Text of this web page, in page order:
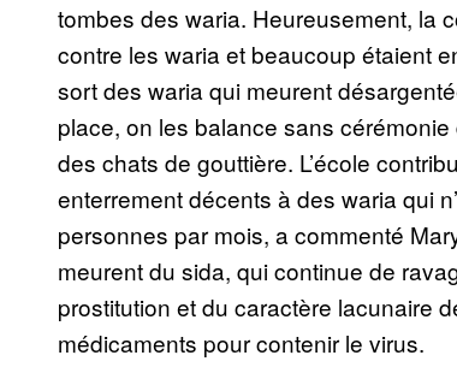
tombes des waria. Heureusement, la
contre les waria et beaucoup étaient
sort des waria qui meurent
place, on les balance sans
des chats de gouttière. L’école
enterrement décents à des waria qui
personnes par mois, a commenté
meurent du sida, qui continue de
prostitution et du caractère lacunaire
médicaments pour contenir le virus.